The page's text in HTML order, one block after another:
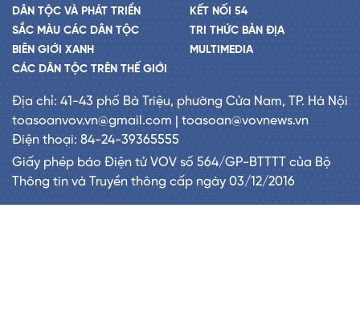
DÂN TỘC VÀ PHÁT TRIỂN
SẮC MÀU CÁC DÂN TỘC
BIÊN GIỚI XANH
CÁC DÂN TỘC TRÊN THẾ GIỚI
KẾT NỐI 54
TRI THỨC BẢN ĐỊA
MULTIMEDIA
Địa chỉ: 41-43 phố Bà Triệu, phường Cửa Nam, TP. Hà Nội
toasoanvov.vn@gmail.com | toasoan@vovnews.vn
Điện thoại: 84-24-39365555
Giấy phép báo Điện tử VOV số 564/GP-BTTTT của Bộ
Thông tin và Truyền thông cấp ngày 03/12/2016